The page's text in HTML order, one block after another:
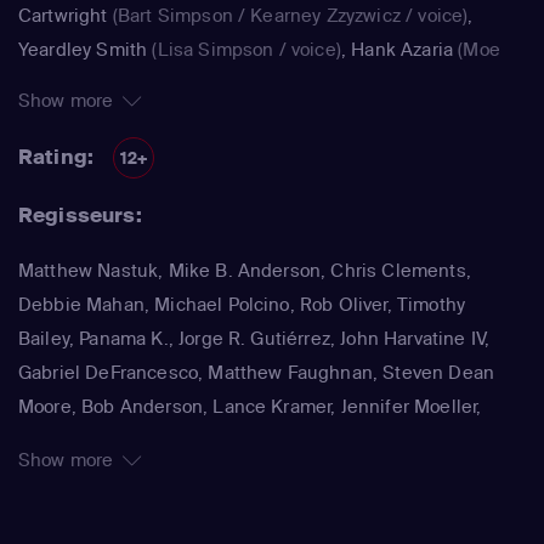
Cartwright (Bart Simpson / Kearney Zzyzwicz / voice),
Yeardley Smith (Lisa Simpson / voice), Hank Azaria (Moe
Castellaneta(Homer Simpson / Kodos)
(Bart Simpson)
Houten / Clancy Wiggum / Snake Jailbird / Maximilian von
(Marge Simpson / Patty Bouvier / Selma
Bouvier)
Nancy Cartwright
(Cletus Spuckler / Kirk Van
Comic Book Guy)
Show more
Rating: 12+
Regisseurs:
Matthew Nastuk, Mike B. Anderson, Chris Clements,
Debbie Mahan, Michael Polcino, Rob Oliver, Timothy
Bailey, Panama K., Jorge R. Gutiérrez, John Harvatine IV,
Gabriel DeFrancesco, Matthew Faughnan, Steven Dean
Moore, Bob Anderson, Lance Kramer, Jennifer Moeller,
Show more